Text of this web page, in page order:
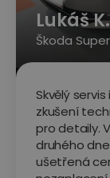
Lukáš K.
Škoda
Skvělý
zkušení
pro detaily.
druhého
ušetřená